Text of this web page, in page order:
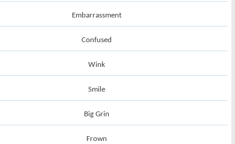
Embarrassment
Confused
Wink
Smile
Big Grin
Frown